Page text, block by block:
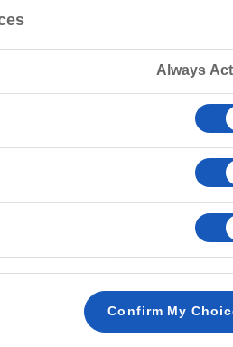
il burro Lurpak® leggermente
con una frusta per formare il roux.
Always
Confirm My